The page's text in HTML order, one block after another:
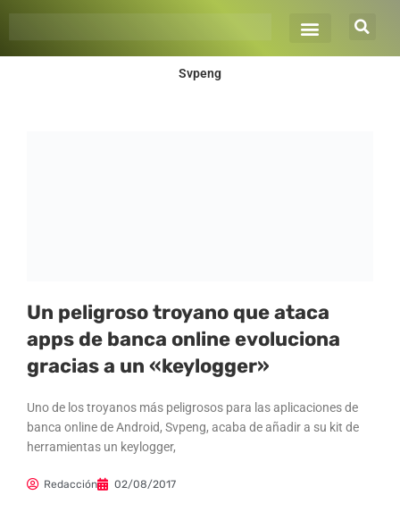
Svpeng
Un peligroso troyano que ataca
apps de banca online evoluciona
gracias a un «keylogger»
Uno de los troyanos más peligrosos para las aplicaciones de
banca online de Android, Svpeng, acaba de añadir a su kit de
herramientas un keylogger,
Redacción 02/08/2017